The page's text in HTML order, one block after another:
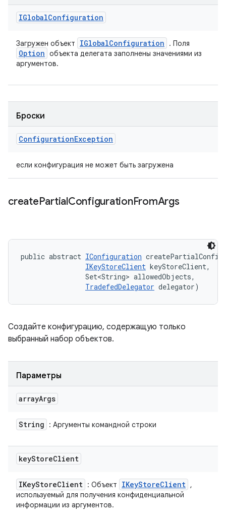
IGlobalConfiguration
Загружен объект IGlobalConfiguration . Поля
Option объекта делегата заполнены значениями из
аргументов.
Броски
ConfigurationException
если конфигурация не может быть загружена
createPartialConfigurationFromArgs
public abstract IConfiguration
IKeyStoreClient keyStoreClient,
                Set<String> allowedObjects,
TradefedDelegator delegator)
Создайте конфигурацию, содержащую только
выбранный набор объектов.
Параметры
arrayArgs
String : Аргументы командной строки
keyStoreClient
IKeyStoreClient : Объект IKeyStoreClient ,
используемый для получения конфиденциальной
информации из аргументов.